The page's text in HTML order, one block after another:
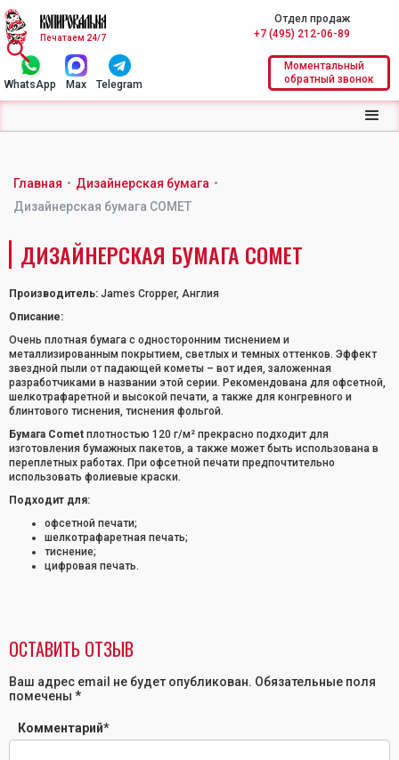
Печатаем 24/7
Отдел продаж
+7 (495) 212-06-89
WhatsApp Max Telegram
Моментальный
обратный звонок
Главная • Дизайнерская бумага •
Дизайнерская бумага COMET
ДИЗАЙНЕРСКАЯ БУМАГА COMET
Производитель: James Cropper, Англия
Описание:
Очень плотная бумага с односторонним тиснением и
металлизированным покрытием, светлых и темных оттенков. Эффект
звездной пыли от падающей кометы – вот идея, заложенная
разработчиками в названии этой серии. Рекомендована для офсетной,
шелкотрафаретной и высокой печати, а также для конгревного и
блинтового тиснения, тиснения фольгой.
Бумага Comet плотностью 120 г/м² прекрасно подходит для
изготовления бумажных пакетов, а также может быть использована в
переплетных работах. При офсетной печати предпочтительно
использовать фолиевые краски.
Подходит для:
офсетной печати;
шелкотрафаретная печать;
тиснение;
цифровая печать.
ОСТАВИТЬ ОТЗЫВ
Ваш адрес email не будет опубликован. Обязательные поля
помечены *
Комментарий*